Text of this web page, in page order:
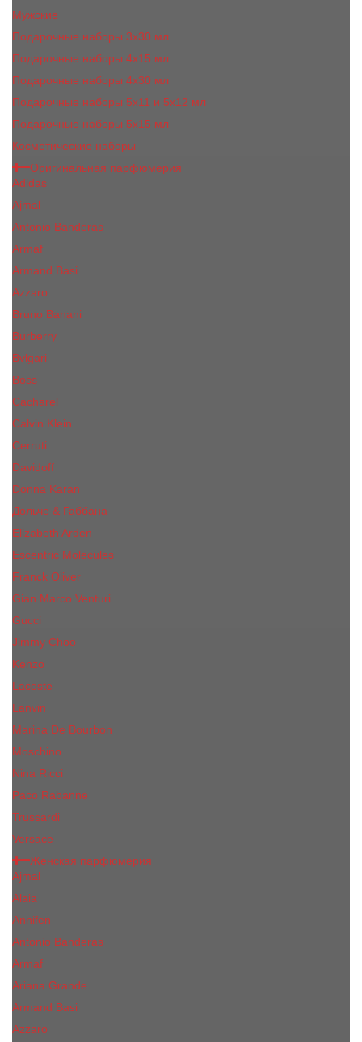
Мужские
Подарочные наборы 3х30 мл
Подарочные наборы 4x15 мл
Подарочные наборы 4x30 мл
Подарочные наборы 5x11 и 5х12 мл
Подарочные наборы 5x15 мл
Косметические наборы
Оригинальная парфюмерия
Adidas
Ajmal
Antonio Banderas
Armaf
Armand Basi
Azzaro
Bruno Banani
Burberry
Bvlgari
Boss
Cacharel
Calvin Klein
Cerruti
Davidoff
Donna Karan
Дольче & Габбана
Elizabeth Arden
Escentric Molecules
Franck Oliver
Gian Marco Venturi
Gucci
Jimmy Choo
Kenzo
Lacoste
Lanvin
Marina De Bourbon
Moschino
Nina Ricci
Paco Rabanne
Trussardi
Versace
Женская парфюмерия
Ajmal
Alaia
Annifen
Antonio Banderas
Armaf
Ariana Grande
Armand Basi
Azzaro